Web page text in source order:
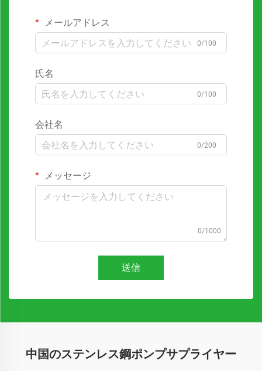
メールアドレス
0/100
氏名
0/100
会社名
0/200
メッセージ
0/1000
送信
中国のステンレス鋼ポンプサプライヤー